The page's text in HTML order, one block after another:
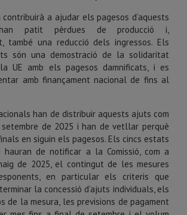
a ajudar els pagesos d’aquests
patit pèrdues de producció i,
també una reducció dels ingressos. Els
són una demostració de la solidaritat
UE amb els pagesos damnificats, i es
amb finançament nacional de fins al
han de distribuir aquests ajuts com
de 2025 i han de vetllar perquè
en siguin els pagesos. Els cincs estats
hauran de notificar a la Comissió, com a
de 2025, el contingut de les mesures
en particular els criteris que
la concessió d’ajuts individuals, els
de la mesura, les previsions de pagament